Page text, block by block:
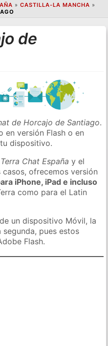
» CASTILLA-LA MANCHA »
de
de Horcajo de Santiago.
en versión Flash o en
dispositivo.
Terra Chat España y el
casos, ofrecemos versión
iPhone, iPad e incluso
como para el Latin
un dispositivo Móvil, la
pues estos
Flash.